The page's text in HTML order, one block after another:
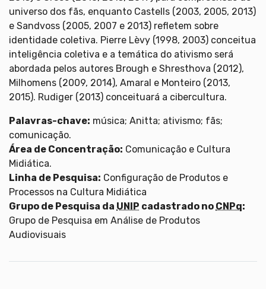
universo dos fãs, enquanto Castells (2003, 2005, 2013)
e Sandvoss (2005, 2007 e 2013) refletem sobre
identidade coletiva. Pierre Lèvy (1998, 2003) conceitua
inteligência coletiva e a temática do ativismo será
abordada pelos autores Brough e Shresthova (2012),
Milhomens (2009, 2014), Amaral e Monteiro (2013,
2015). Rudiger (2013) conceituará a cibercultura.
Palavras-chave: música; Anitta; ativismo; fãs;
comunicação.
Área de Concentração: Comunicação e Cultura
Midiática.
Linha de Pesquisa: Configuração de Produtos e
Processos na Cultura Midiática
Grupo de Pesquisa da UNIP cadastrado no CNPq:
Grupo de Pesquisa em Análise de Produtos
Audiovisuais